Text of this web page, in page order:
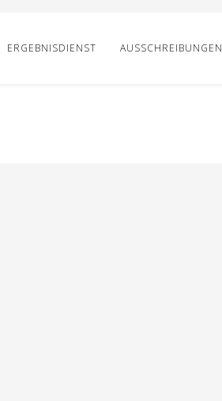
ERGEBNISDIENST AUSSCHREIBUNGEN